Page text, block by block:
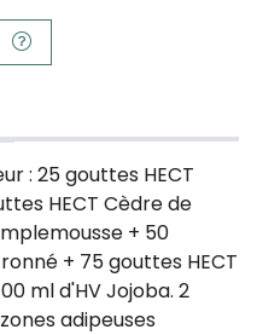
: 25 gouttes HECT
HECT Cèdre de
+ 50
+ 75 gouttes HECT
ml d'HV Jojoba. 2
adipeuses